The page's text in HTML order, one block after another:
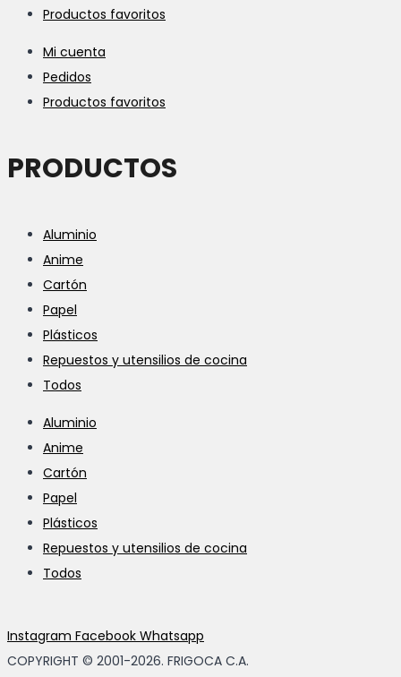
Productos favoritos
Mi cuenta
Pedidos
Productos favoritos
PRODUCTOS
Aluminio
Anime
Cartón
Papel
Plásticos
Repuestos y utensilios de cocina
Todos
Aluminio
Anime
Cartón
Papel
Plásticos
Repuestos y utensilios de cocina
Todos
Instagram Facebook Whatsapp
COPYRIGHT © 2001-2026. FRIGOCA C.A.